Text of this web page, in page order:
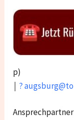
p)
￨ ?